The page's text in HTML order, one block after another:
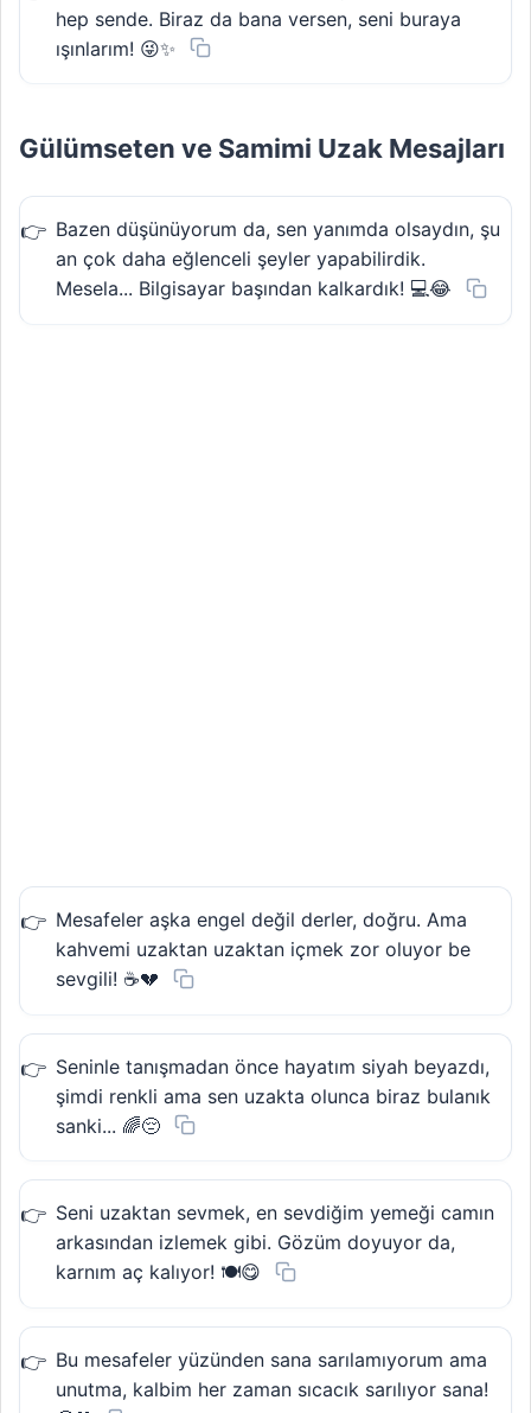
hep sende. Biraz da bana versen, seni buraya
ışınlarım! 😜✨
Gülümseten ve Samimi Uzak Mesajları
Bazen düşünüyorum da, sen yanımda olsaydın, şu
an çok daha eğlenceli şeyler yapabilirdik.
Mesela... Bilgisayar başından kalkardık! 💻😂
Mesafeler aşka engel değil derler, doğru. Ama
kahvemi uzaktan uzaktan içmek zor oluyor be
sevgili! ☕💔
Seninle tanışmadan önce hayatım siyah beyazdı,
şimdi renkli ama sen uzakta olunca biraz bulanık
sanki... 🌈😔
Seni uzaktan sevmek, en sevdiğim yemeği camın
arkasından izlemek gibi. Gözüm doyuyor da,
karnım aç kalıyor! 🍽️😋
Bu mesafeler yüzünden sana sarılamıyorum ama
unutma, kalbim her zaman sıcacık sarılıyor sana!